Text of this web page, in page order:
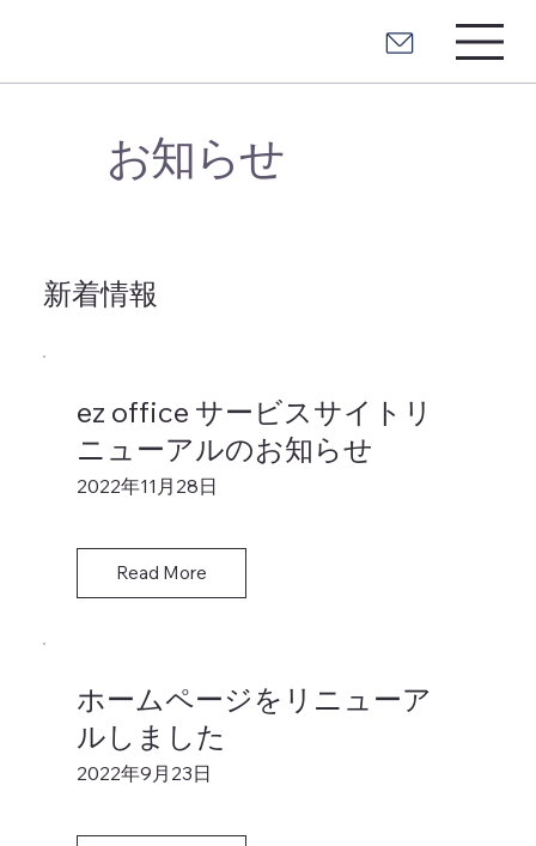
お知らせ
新着情報
ez office サービスサイトリ
ニューアルのお知らせ
2022年11月28日
Read More
ホームページをリニューア
ルしました
2022年9月23日